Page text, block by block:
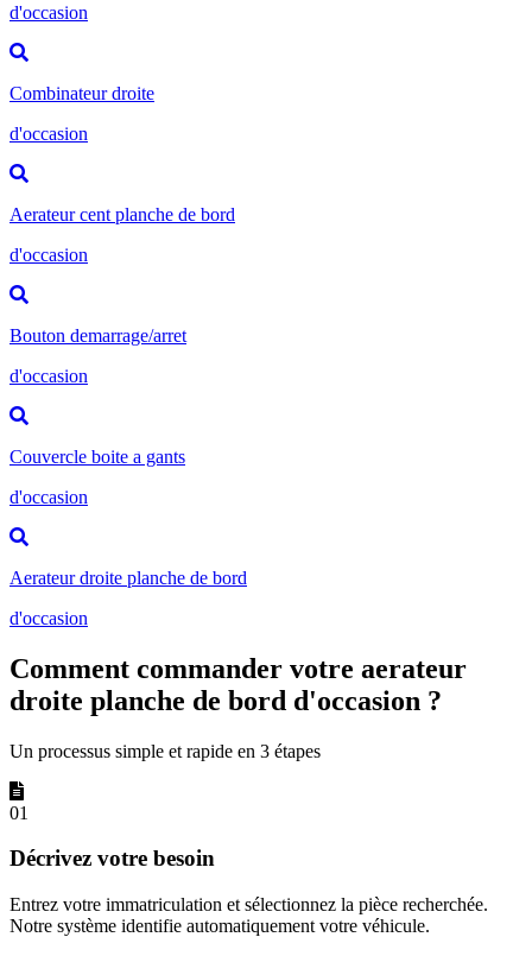
d'occasion
Combinateur droite
d'occasion
Aerateur cent planche de bord
d'occasion
Bouton demarrage/arret
d'occasion
Couvercle boite a gants
d'occasion
Aerateur droite planche de bord
d'occasion
Comment commander votre aerateur
droite planche de bord d'occasion ?
Un processus simple et rapide en 3 étapes
01
Décrivez votre besoin
Entrez votre immatriculation et sélectionnez la pièce recherchée.
Notre système identifie automatiquement votre véhicule.